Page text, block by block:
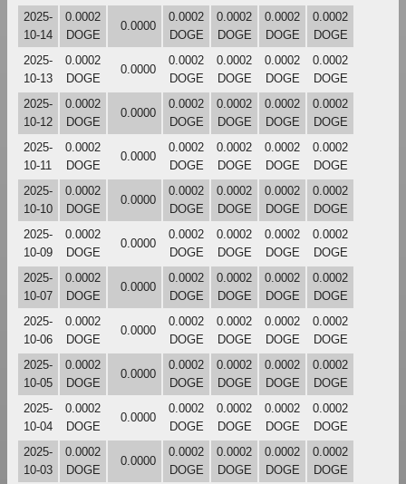
2025-
10-14
0.0002
DOGE
0.0000
0.0002
DOGE
0.0002
DOGE
0.0002
DOGE
0.0002
DOGE
2025-
10-13
0.0002
DOGE
0.0000
0.0002
DOGE
0.0002
DOGE
0.0002
DOGE
0.0002
DOGE
2025-
10-12
0.0002
DOGE
0.0000
0.0002
DOGE
0.0002
DOGE
0.0002
DOGE
0.0002
DOGE
2025-
10-11
0.0002
DOGE
0.0000
0.0002
DOGE
0.0002
DOGE
0.0002
DOGE
0.0002
DOGE
2025-
10-10
0.0002
DOGE
0.0000
0.0002
DOGE
0.0002
DOGE
0.0002
DOGE
0.0002
DOGE
2025-
10-09
0.0002
DOGE
0.0000
0.0002
DOGE
0.0002
DOGE
0.0002
DOGE
0.0002
DOGE
2025-
10-07
0.0002
DOGE
0.0000
0.0002
DOGE
0.0002
DOGE
0.0002
DOGE
0.0002
DOGE
2025-
10-06
0.0002
DOGE
0.0000
0.0002
DOGE
0.0002
DOGE
0.0002
DOGE
0.0002
DOGE
2025-
10-05
0.0002
DOGE
0.0000
0.0002
DOGE
0.0002
DOGE
0.0002
DOGE
0.0002
DOGE
2025-
10-04
0.0002
DOGE
0.0000
0.0002
DOGE
0.0002
DOGE
0.0002
DOGE
0.0002
DOGE
2025-
10-03
0.0002
DOGE
0.0000
0.0002
DOGE
0.0002
DOGE
0.0002
DOGE
0.0002
DOGE